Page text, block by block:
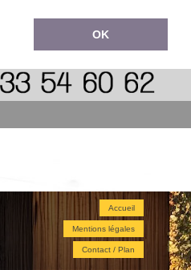
OK
ok
Accueil
Mentions légales
Contact / Plan